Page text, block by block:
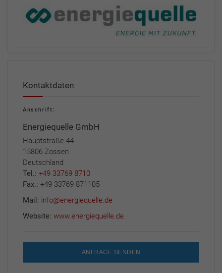
Kontaktdaten
Anschrift:
Energiequelle GmbH
Hauptstraße 44
15806 Zossen
Deutschland
Tel.: +49 33769 8710
Fax.: +49 33769 871105
Mail: info@energiequelle.de
Website: www.energiequelle.de
ANFRAGE SENDEN